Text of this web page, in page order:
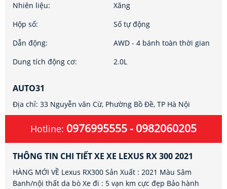
Nhiên liệu:
Xăng
Hộp số:
Số tự động
Dẫn động:
AWD - 4 bánh toàn thời gian
Dung tích động cơ:
2.0L
AUTO31
Địa chỉ: 33 Nguyễn văn Cừ, Phường Bồ Đề, TP Hà Nội
Hotline: 0976995555 - 0982060205
THÔNG TIN CHI TIẾT XE XE LEXUS RX 300 2021
HÀNG MỚI VỀ Lexus RX300 Sản Xuất : 2021 Màu Sâm
Banh/nội thất da bò Xe đi : 5 vạn km cực đẹp Bảo hành